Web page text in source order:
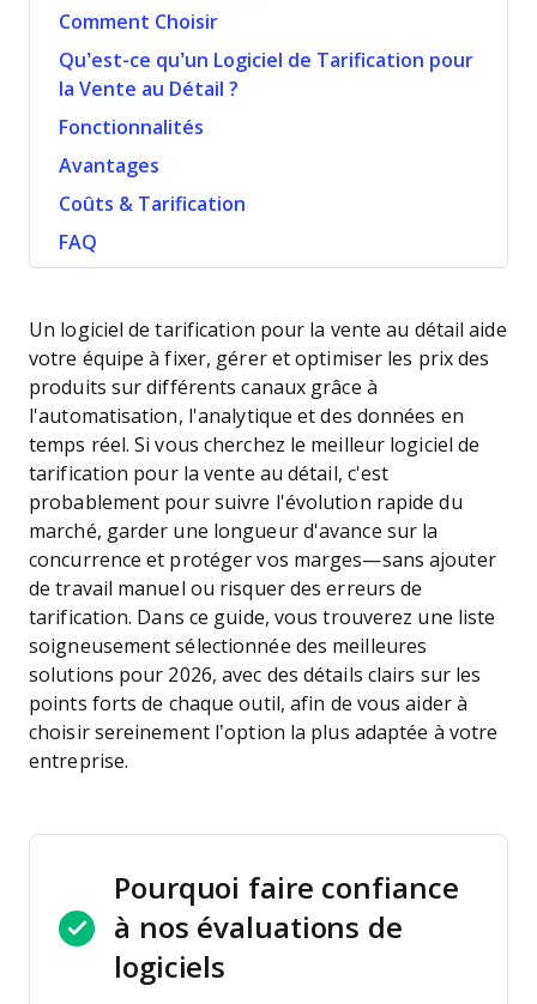
Comment Choisir
Qu’est-ce qu’un Logiciel de Tarification pour
la Vente au Détail ?
Fonctionnalités
Avantages
Coûts & Tarification
FAQ
Un logiciel de tarification pour la vente au détail aide
votre équipe à fixer, gérer et optimiser les prix des
produits sur différents canaux grâce à
l'automatisation, l'analytique et des données en
temps réel. Si vous cherchez le meilleur logiciel de
tarification pour la vente au détail, c'est
probablement pour suivre l'évolution rapide du
marché, garder une longueur d'avance sur la
concurrence et protéger vos marges—sans ajouter
de travail manuel ou risquer des erreurs de
tarification. Dans ce guide, vous trouverez une liste
soigneusement sélectionnée des meilleures
solutions pour 2026, avec des détails clairs sur les
points forts de chaque outil, afin de vous aider à
choisir sereinement l’option la plus adaptée à votre
entreprise.
Pourquoi faire confiance
à nos évaluations de
logiciels